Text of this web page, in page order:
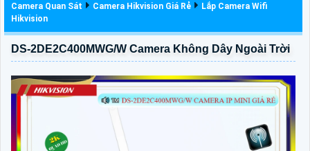
Camera Quan Sát Camera Hikvision Giá Rẻ
Lắp Camera Wifi
Hikvision
DS-2DE2C400MWG/W Camera Không Dây Ngoài Trời